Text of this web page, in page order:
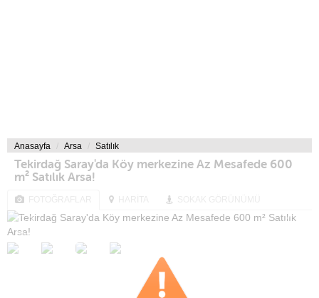
Anasayfa Arsa Satılık
Tekirdağ Saray'da Köy merkezine Az Mesafede 600
m² Satılık Arsa!